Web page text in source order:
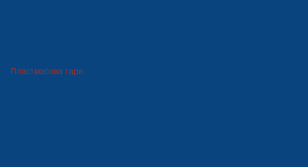
Пластмасова тара